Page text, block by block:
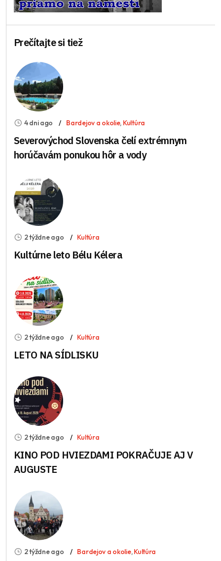
Prečítajte si tiež
4 dni ago Bardejov a okolie, Kultúra
Severovýchod Slovenska čelí extrémnym
horúčavám ponukou hôr a vody
2 týždne ago Kultúra
Kultúrne leto Bélu Kélera
2 týždne ago Kultúra
LETO NA SÍDLISKU
2 týždne ago Kultúra
KINO POD HVIEZDAMI POKRAČUJE AJ V
AUGUSTE
2 týždne ago Bardejov a okolie,Kultúra